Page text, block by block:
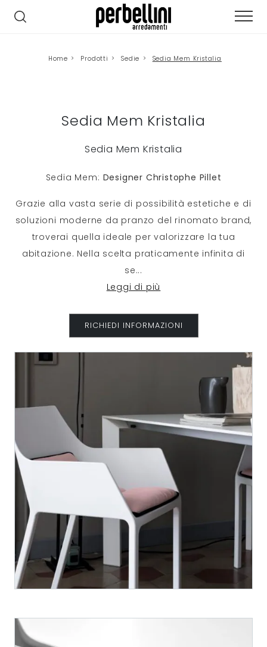
Home > Prodotti > Sedie > Sedia Mem Kristalia
Sedia Mem Kristalia
Sedia Mem Kristalia
Sedia Mem: Designer Christophe Pillet
Grazie alla vasta serie di possibilità estetiche e di
soluzioni moderne da pranzo del rinomato brand,
troverai quella ideale per valorizzare la tua
abitazione. Nella scelta praticamente infinita di
se...
Leggi di più
RICHIEDI INFORMAZIONI